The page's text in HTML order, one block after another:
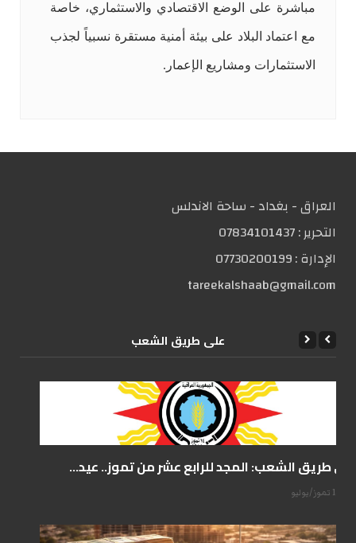
مباشرة على الوضع الاقتصادي والاستثماري، خاصة
مع اعتماد البلاد على بيئة أمنية مستقرة نسبياً لجذب
الاستثمارات ومشاريع الإعمار.
العراق - بغداد - ساحة الاندلس
التحریر :07834101437
الإدارة :07730200199
tareekalshaab@gmail.com
علی طریق الشعب
على طريق الشعب: المجد للرابع عشر من تموز.. عيد...
14 تموز/يوليو